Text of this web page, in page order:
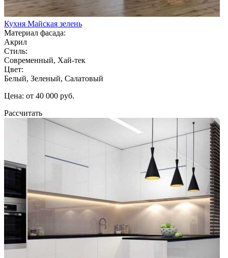
Кухня Майская зелень
Материал фасада:
Акрил
Стиль:
Современный, Хай-тек
Цвет:
Белый, Зеленый, Салатовый
Цена: от 40 000 руб.
Рассчитать